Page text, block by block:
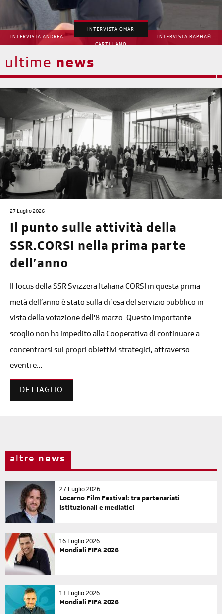
INTERVISTA ANDREA
INTERVISTA OMAR
CARTULANO
INTERVISTA RAPHAËL
ultime news
27 Luglio 2026
Il punto sulle attività della
SSR.CORSI nella prima parte
dell’anno
Il focus della SSR Svizzera Italiana CORSI in questa prima
metà dell’anno è stato sulla difesa del servizio pubblico in
vista della votazione dell'8 marzo. Questo importante
scoglio non ha impedito alla Cooperativa di continuare a
concentrarsi sui propri obiettivi strategici, attraverso
eventi e…
DETTAGLIO
altre news
27 Luglio 2026
Locarno Film Festival: tra partenariati
istituzionali e mediatici
16 Luglio 2026
Mondiali FIFA 2026
13 Luglio 2026
Mondiali FIFA 2026